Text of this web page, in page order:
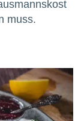
muss.